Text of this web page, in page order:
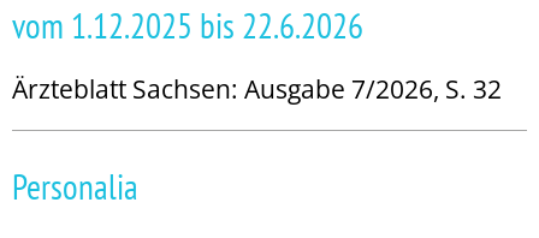
vom 1.12.2025 bis 22.6.2026
Ärzteblatt Sachsen: Ausgabe 7/2026, S. 32
Personalia